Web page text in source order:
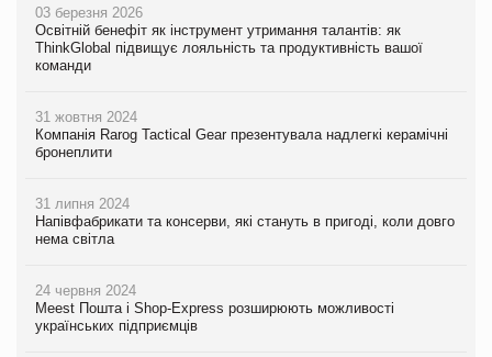
03 березня 2026
Освітній бенефіт як інструмент утримання талантів: як
ThinkGlobal підвищує лояльність та продуктивність вашої
команди
31 жовтня 2024
Компанія Rarog Tactical Gear презентувала надлегкі керамічні
бронеплити
31 липня 2024
Напівфабрикати та консерви, які стануть в пригоді, коли довго
нема світла
24 червня 2024
Meest Пошта і Shop-Express розширюють можливості
українських підприємців